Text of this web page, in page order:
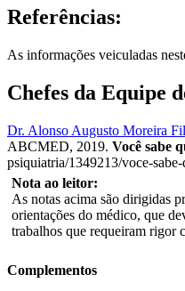
Referências:
As informações veiculadas
Chefes da Equipe
Dr. Alonso Augusto Moreira
ABCMED, 2019. Você sabe
psiquiatria/1349213/voce-
Nota ao leitor:
As notas acima são dirigidas
orientações do médico, que
trabalhos que requeiram rigor
Complementos